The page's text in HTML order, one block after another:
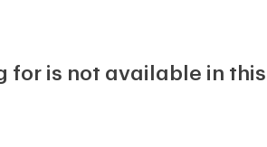
for is not available in